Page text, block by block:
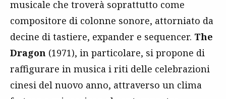
musicale che troverà soprattutto come
compositore di colonne sonore, attorniato da
decine di tastiere, expander e sequencer. The
Dragon (1971), in particolare, si propone di
raffigurare in musica i riti delle celebrazioni
cinesi del nuovo anno, attraverso un clima